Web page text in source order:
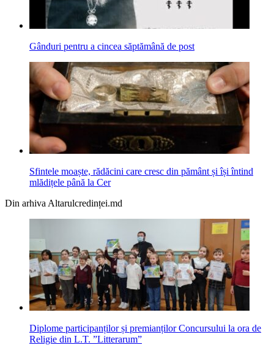
Gânduri pentru a cincea săptămână de post
Sfintele moaște, rădăcini care cresc din pământ și își întind
mlădițele până la Cer
Din arhiva Altarulcredinței.md
Diplome participanților și premianților Concursului la ora de
Religie din L.T. ”Litterarum”